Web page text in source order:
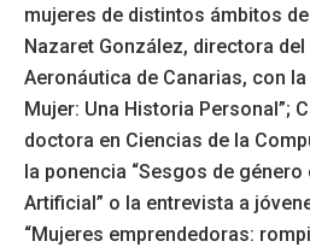
mujeres de distintos ámbitos
Nazaret González, directora
Aeronáutica de Canarias, con
Mujer: Una Historia Personal”;
doctora en Ciencias de la
la ponencia “Sesgos de género
Artificial” o la entrevista a
“Mujeres emprendedoras: